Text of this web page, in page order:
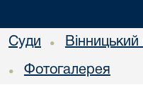
Суди • Вінницький
• Фотогалерея